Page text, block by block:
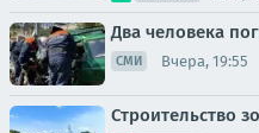
Два человека
СМИ Вчера, 19:55
Строительство